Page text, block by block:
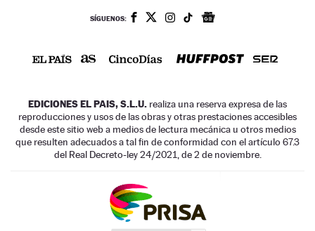
SÍGUENOS:
EDICIONES EL PAIS, S.L.U. realiza una reserva expresa de las
reproducciones y usos de las obras y otras prestaciones accesibles
desde este sitio web a medios de lectura mecánica u otros medios
que resulten adecuados a tal fin de conformidad con el artículo 67.3
del Real Decreto-ley 24/2021, de 2 de noviembre.